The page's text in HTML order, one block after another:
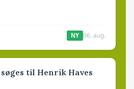
NY 06. aug.
til Henrik Haves